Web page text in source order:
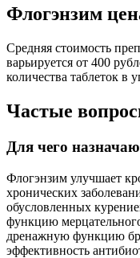
Флогэнзим
Средняя стоимость
варьируется от 400
количества таблеток в
Частые
Для чего
Флогэнзим улучшает
хронических
обусловленных
функцию
дренажную функцию
эффективность